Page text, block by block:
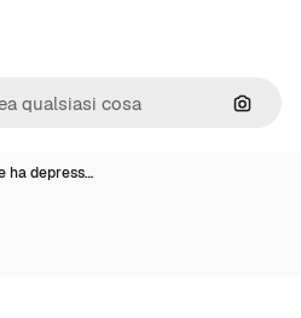
Cerca
ha depress…